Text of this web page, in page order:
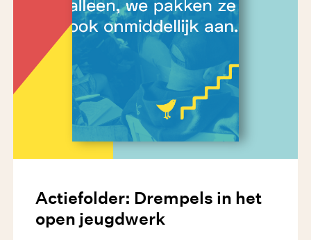
Actiefolder: Drempels in het
open jeugdwerk